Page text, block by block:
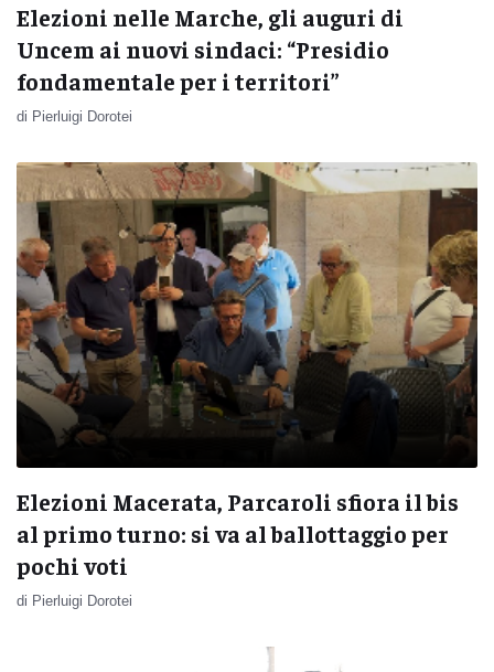
Elezioni nelle Marche, gli auguri di
Uncem ai nuovi sindaci: “Presidio
fondamentale per i territori”
di Pierluigi Dorotei
Elezioni Macerata, Parcaroli sfiora il bis
al primo turno: si va al ballottaggio per
pochi voti
di Pierluigi Dorotei